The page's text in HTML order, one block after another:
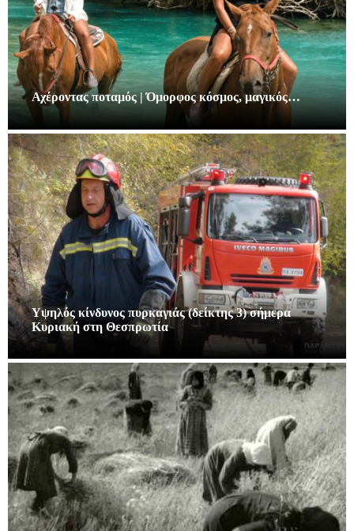
Αχέροντας ποταμός | Όμορφος κόσμος, μαγικός…
Υψηλός κίνδυνος πυρκαγιάς (δείκτης 3) σήμερα
Κυριακή στη Θεσπρωτία